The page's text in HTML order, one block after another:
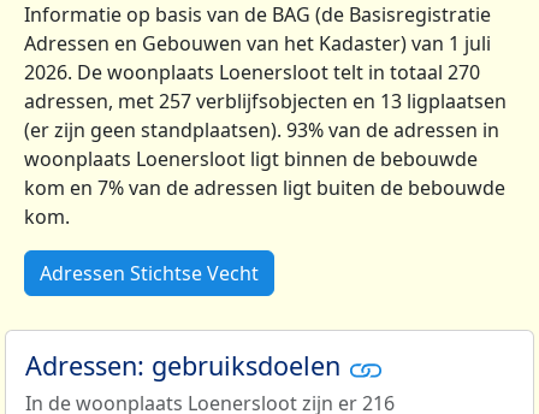
Informatie op basis van de BAG (de Basisregistratie
Adressen en Gebouwen van het Kadaster) van 1 juli
2026. De woonplaats Loenersloot telt in totaal 270
adressen, met 257 verblijfsobjecten en 13 ligplaatsen
(er zijn geen standplaatsen). 93% van de adressen in
woonplaats Loenersloot ligt binnen de bebouwde
kom en 7% van de adressen ligt buiten de bebouwde
kom.
Adressen Stichtse Vecht
Adressen: gebruiksdoelen
In de woonplaats Loenersloot zijn er 216